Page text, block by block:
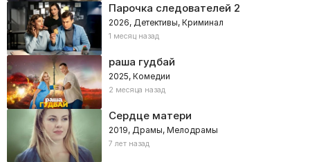
Парочка следователей 2
2026, Детективы, Криминал
1 месяц назад
раша гудбай
2025, Комедии
2 месяца назад
Сердце матери
2019, Драмы, Мелодрамы
7 лет назад